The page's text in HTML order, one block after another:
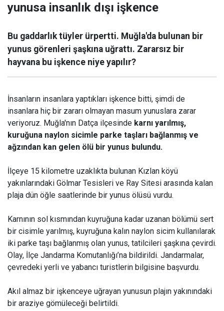
yunusa insanlık dışı işkence
Bu gaddarlık tüyler ürpertti. Muğla'da bulunan bir
yunus görenleri şaşkına uğrattı. Zararsız bir
hayvana bu işkence niye yapılır?
İnsanların insanlara yaptıkları işkence bitti, şimdi de
insanlara hiç bir zararı olmayan masum yunuslara zarar
veriyoruz. Muğla'nın Datça ilçesinde karnı yarılmış,
kuruğuna naylon sicimle parke taşları bağlanmış ve
ağzından kan gelen ölü bir yunus bulundu.
İlçeye 15 kilometre uzaklıkta bulunan Kızlan köyü
yakınlarındaki Gölmar Tesisleri ve Ray Sitesi arasında kalan
plaja dün öğle saatlerinde bir yunus ölüsü vurdu.
Karnının sol kısmından kuyruğuna kadar uzanan bölümü sert
bir cisimle yarılmış, kuyruğuna kalın naylon sicim kullanılarak
iki parke taşı bağlanmış olan yunus, tatilcileri şaşkına çevirdi.
Olay, İlçe Jandarma Komutanlığı’na bildirildi. Jandarmalar,
çevredeki yerli ve yabancı turistlerin bilgisine başvurdu.
Akıl almaz bir işkenceye uğrayan yunusun plajın yakınındaki
bir araziye gömüleceği belirtildi.